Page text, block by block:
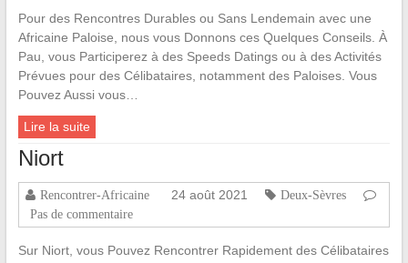
Pour des Rencontres Durables ou Sans Lendemain avec une
Africaine Paloise, nous vous Donnons ces Quelques Conseils. À
Pau, vous Participerez à des Speeds Datings ou à des Activités
Prévues pour des Célibataires, notamment des Paloises. Vous
Pouvez Aussi vous…
Lire la suite
Niort
Rencontrer-Africaine 24 août 2021
Deux-Sèvres
Pas de commentaire
Sur Niort, vous Pouvez Rencontrer Rapidement des Célibataires